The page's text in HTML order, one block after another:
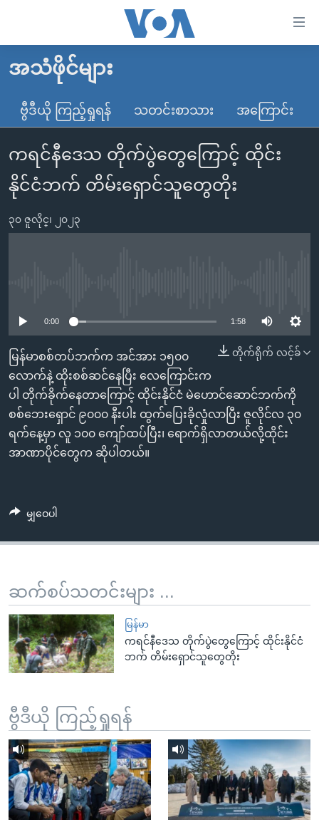
လွယ်ကူ
သည့်
များ
ပင်မ
သို့
စာမျက်နှာ
သို့
ကျော်
ကြည့်
ရန်
ရှာဖွေ
သို့
မူလစာမျက်နှာ
မြန်မာ
ကမ္ဘာ့သတင်းများ
နိုင်ငံတကာ
အမေရိကန်
အစ္စရေး-ပါလက်စတိုင်း
ဗွီဒီယို
သတင်းလွတ်လပ်ခွင့်
ရပ်ဝန်းတခု လမ်းတခု အလွန်
အင်္ဂလိပ်စာလေ့လာမယ်
ဗွီအိုအေ လူမှုကွန်ယက်များ
ဘာသာစကားများ
အသံဖိုင်များ
ဗွီဒီယို ကြည့်ရှုရန် သတင်းစာသား အကြောင်း
ကရင်နီဒေသ တိုက်ပွဲတွေကြောင့် ထိုင်း
နိုင်ငံဘက် တိမ်းရှောင်သူတွေတိုး
၃၀ ဇူလိုင္၊ ၂၀၂၃
0:00 1:58
တိုက်ရိုက် လင့်ခ်
မြန်မာစစ်တပ်ဘက်က အင်အား ၁၅၀၀
လောက်နဲ့ ထိုးစစ်ဆင်နေပြီး လေကြောင်းက
ပါ တိုက်ခိုက်နေတာကြောင့် ထိုင်းနိုင်ငံ မဲဟောင်ဆောင်ဘက်ကို
စစ်ဘေးရှောင် ၉၀၀၀ နီးပါး ထွက်ပြေးခိုလှုံလာပြီး ဇူလိုင်လ ၃၀
ရက်နေ့မှာ လူ ၁၀၀ ကျော်ထပ်ပြီး၊ ရောက်ရှိလာတယ်လို့ထိုင်း
အာဏာပိုင်တွေက ဆိုပါတယ်။
မျှဝေပါ
ဆက်စပ်သတင်းများ ...
မြန်မာ
ကရင်နီဒေသ တိုက်ပွဲတွေကြောင့် ထိုင်းနိုင်ငံ
ဘက် တိမ်းရှောင်သူတွေတိုး
ဗွီဒီယို ကြည့်ရှုရန်